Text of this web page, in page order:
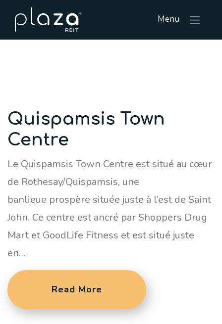
Menu
Quispamsis Town
Centre
Le Quispamsis Town Centre est situé au cœur
de Rothesay/Quispamsis, une
banlieue prospère située juste à l’est de Saint
John. Ce centre est ancré par Shoppers Drug
Mart et GoodLife Fitness et est situé juste
en…
Read More